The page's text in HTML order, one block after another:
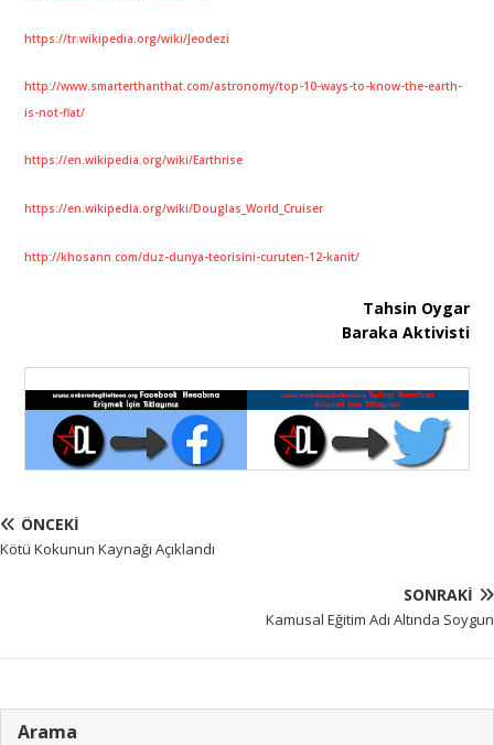
https://tr.wikipedia.org/wiki/Jeodezi
http://www.smarterthanthat.com/astronomy/top-10-ways-to-know-the-earth-
is-not-flat/
https://en.wikipedia.org/wiki/Earthrise
https://en.wikipedia.org/wiki/Douglas_World_Cruiser
http://khosann.com/duz-dunya-teorisini-curuten-12-kanit/
Tahsin Oygar
Baraka Aktivisti
ÖNCEKI
Kötü Kokunun Kaynağı Açıklandı
SONRAKI
Kamusal Eğitim Adı Altında Soygun
Arama